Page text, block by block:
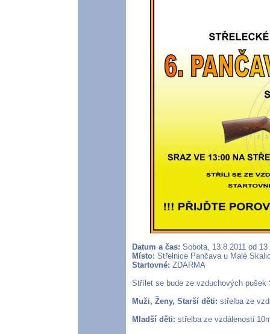
Datum a čas: Sobota, 13.8.2011 od 13
Místo: Střelnice Pančava u Malé
Startovné: ZDARMA
Střílet se bude ze vzduchových
Muži, Ženy, Starší děti: střelba ze
Mladší děti: střelba ze vzdálenosti